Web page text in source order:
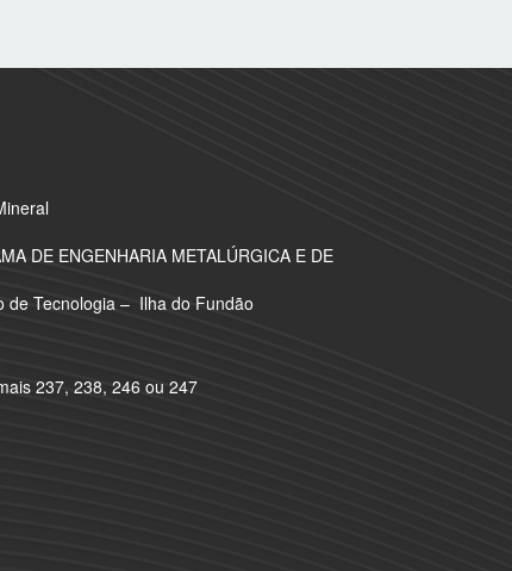
DE ENGENHARIA METALÚRGICA E DE
de Tecnologia – Ilha do Fundão
237, 238, 246 ou 247